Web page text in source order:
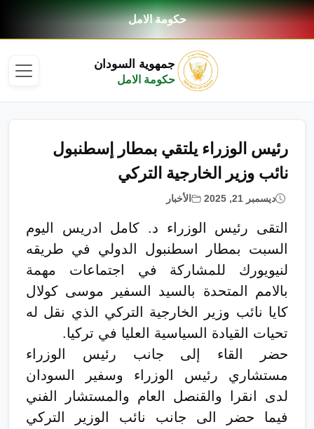
حكومة الامل
جمهوية السودان
حكومة الامل
رئيس الوزراء يلتقي بمطار إسطنبول
نائب وزير الخارجية التركي
ديسمبر 21, 2025 الأخبار
التقى رئيس الوزراء د. كامل ادريس اليوم
السبت بمطار اسطنبول الدولي في طريقه
لنيويورك للمشاركة في اجتماعات مهمة
بالامم المتحدة بالسيد السفير موسى كولال
كايا نائب وزير الخارجية التركي الذي نقل له
تحيات القيادة السياسية العليا في تركيا.
حضر القاء إلى جانب رئيس الوزراء
مستشاري رئيس الوزراء وسفير السودان
لدى انقرا والقنصل العام والمستشار الفني
فيما حضر الى جانب نائب الوزير التركي